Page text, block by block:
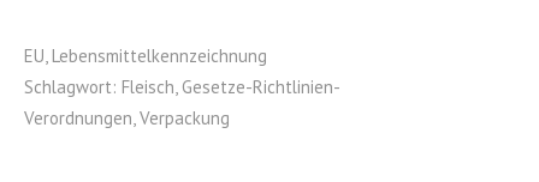
EU, Lebensmittelkennzeichnung
Schlagwort: Fleisch, Gesetze-Richtlinien-
Verordnungen,Verpackung